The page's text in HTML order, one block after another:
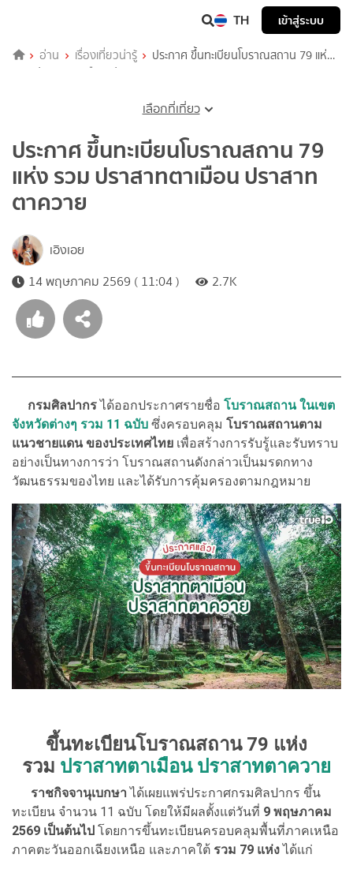
TH เข้าสู่ระบบ
อ่าน เรื่องเที่ยวน่ารู้
ประกาศ ขึ้นทะเบียนโบราณสถาน 79 แห่ง
รวม ปราสาทตาเมือน ปราสาทตาควาย
เลือกที่เที่ยว
ประกาศ ขึ้นทะเบียนโบราณสถาน 79
แห่ง รวม ปราสาทตาเมือน ปราสาท
ตาควาย
เอิงเอย
14 พฤษภาคม 2569 ( 11:04 )
2.7K
กรมศิลปากรได้ออกประกาศรายชื่อ โบราณสถาน ในเขต
จังหวัดต่างๆ รวม 11 ฉบับ ซึ่งครอบคลุม โบราณสถานตาม
แนวชายแดน ของประเทศไทย เพื่อสร้างการรับรู้และรับทราบ
อย่างเป็นทางการว่า โบราณสถานดังกล่าวเป็นมรดกทาง
วัฒนธรรมของไทย และได้รับการคุ้มครองตามกฎหมาย
ขึ้นทะเบียนโบราณสถาน 79 แห่ง
รวม ปราสาทตาเมือน ปราสาทตาควาย
ราชกิจจานุเบกษา ได้เผยแพร่ประกาศกรมศิลปากร ขึ้น
ทะเบียน จำนวน 11 ฉบับ โดยให้มีผลตั้งแต่วันที่ 9 พฤษภาคม
2569 เป็นต้นไป โดยการขึ้นทะเบียนครอบคลุมพื้นที่ภาคเหนือ
ภาคตะวันออกเฉียงเหนือ และภาคใต้ รวม 79 แห่งได้แก่